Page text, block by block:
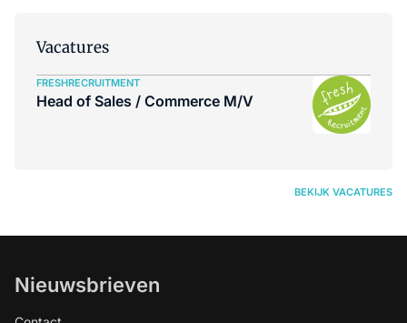
Vacatures
FRESHRECRUITMENT
Head of Sales / Commerce M/V
BEKIJK VACATURES
Nieuwsbrieven